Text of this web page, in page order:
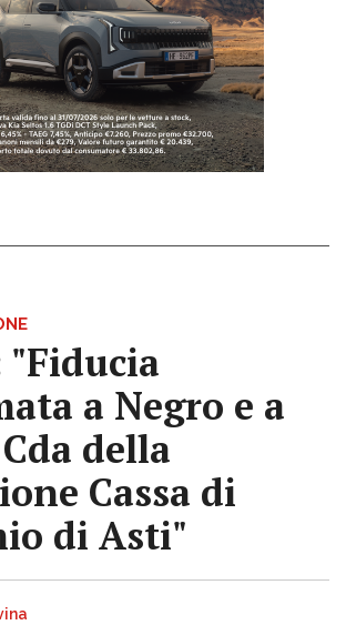
"Fiducia
a Negro e a
della
Cassa di
di Asti"